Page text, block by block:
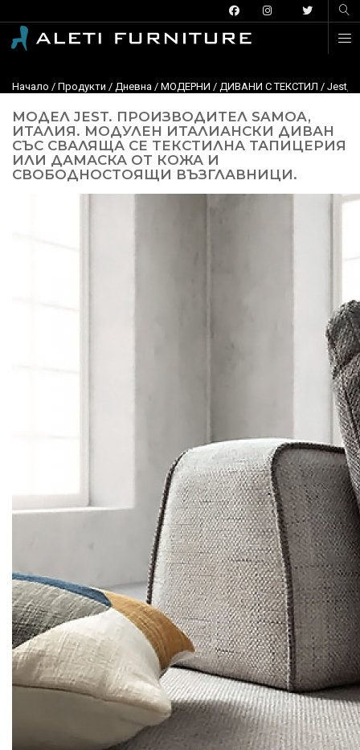
Начало / Продукти / Дневна / МОДЕРНИ / ДИВАНИ С ТЕКСТИЛ / Jest,
МОДЕЛ JEST. ПРОИЗВОДИТЕЛ SAMOA,
ИТАЛИЯ. МОДУЛЕН ИТАЛИАНСКИ ДИВАН
СЪС СВАЛЯЩА СЕ ТЕКСТИЛНА ТАПИЦЕРИЯ
ИЛИ ДАМАСКА ОТ КОЖА И
СВОБОДНОСТОЯЩИ ВЪЗГЛАВНИЦИ.